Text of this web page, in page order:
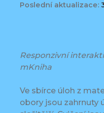
Poslední aktualizace:
Responzivní
mKniha
Ve sbírce úloh z
obory jsou zahrnuty